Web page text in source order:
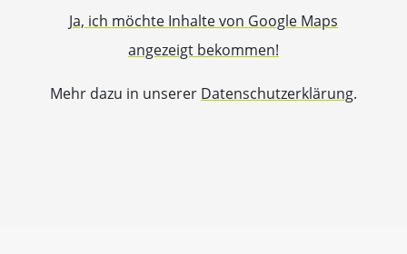
Ja, ich möchte Inhalte von Google Maps
angezeigt bekommen!
Mehr dazu in unserer Datenschutzerklärung.